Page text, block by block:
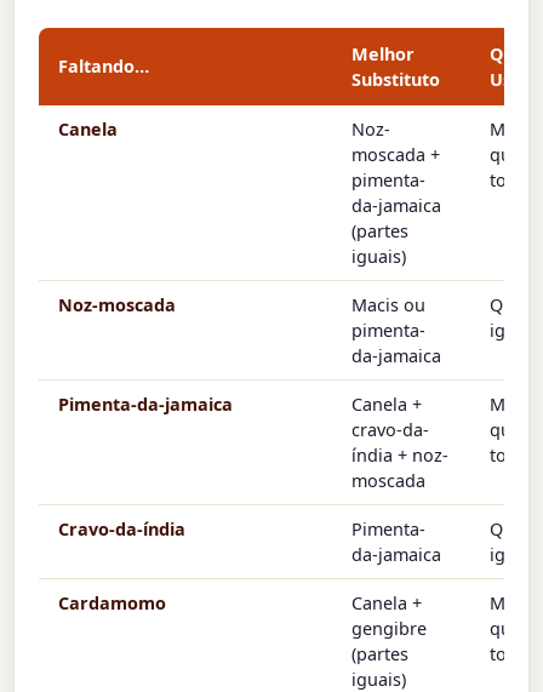
Faltando…
Melhor
Substituto
Usar
Canela
Noz-
moscada +
pimenta-
da-jamaica
(partes
iguais)
total
Noz-moscada
Macis ou
pimenta-
da-jamaica
igual
Pimenta-da-jamaica
Canela +
cravo-da-
índia + noz-
moscada
total
Cravo-da-índia
Pimenta-
da-jamaica
igual
Cardamomo
Canela +
gengibre
(partes
iguais)
total